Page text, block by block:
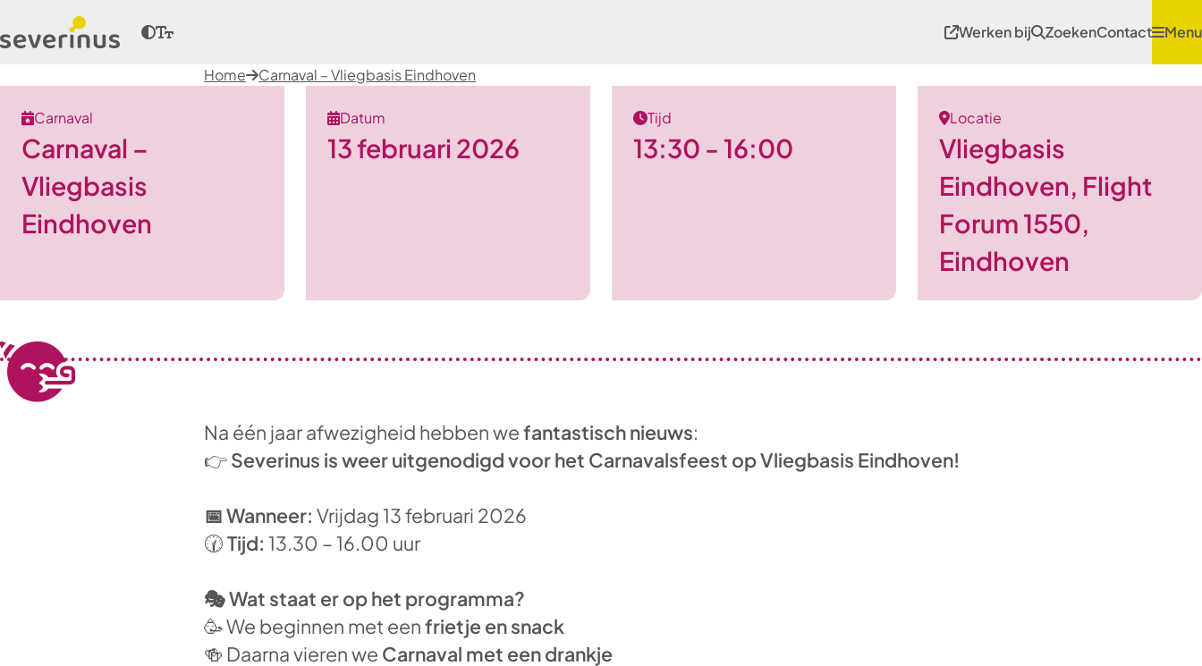
Werken bij ZoekenContact Menu
Home Carnaval – Vliegbasis Eindhoven
Carnaval
Carnaval –
Vliegbasis
Eindhoven
Datum
13 februari 2026
Tijd
13:30 - 16:00
Locatie
Vliegbasis
Eindhoven, Flight
Forum 1550,
Eindhoven
Na één jaar afwezigheid hebben wefantastisch nieuws:
👉Severinus is weer uitgenodigd voor het Carnavalsfeest op Vliegbasis Eindhoven!
📅 Wanneer: Vrijdag 13 februari 2026
🕜Tijd: 13.30 – 16.00 uur
🎭 Wat staat er op het programma?
🥳 We beginnen met eenfrietje en snack
🍻 Daarna vieren we Carnaval met een drankje